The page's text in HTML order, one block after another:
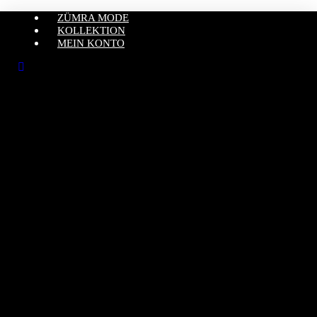
ZÜMRA MODE
KOLLEKTION
MEIN KONTO